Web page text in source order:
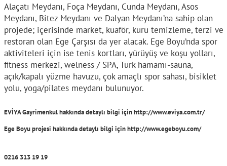
Alaçatı Meydanı, Foça Meydanı, Cunda Meydanı, Asos
Meydanı, Bitez Meydanı ve Dalyan Meydanı’na sahip olan
projede; içerisinde market, kuaför, kuru temizleme, terzi ve
restoran olan Ege Çarşısı da yer alacak. Ege Boyu’nda spor
aktiviteleri için ise tenis kortları, yürüyüş ve koşu yolları,
fitness merkezi, welness / SPA, Türk hamamı-sauna,
açık/kapalı yüzme havuzu, çok amaçlı spor sahası, bisiklet
yolu, yoga/pilates meydanı bulunuyor.
EVİYA Gayrimenkul hakkında detaylı bilgi için http://www.eviya.com.tr/
Ege Boyu projesi hakkında detaylı bilgi içinhttp://www.egeboyu.com/
0216 313 19 19